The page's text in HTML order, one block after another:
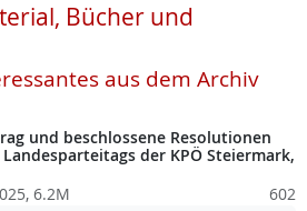
Bücher und
aus dem Archiv
und beschlossene Resolutionen
Landesparteitags der KPÖ Steiermark,
6.2M
602